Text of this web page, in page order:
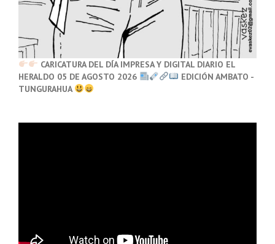
CARICATURA DEL DÍA IMPRESA Y DIGITAL DIARIO EL
HERALDO 05 DE AGOSTO 2026
EDICIÓN AMBATO -
TUNGURAHUA